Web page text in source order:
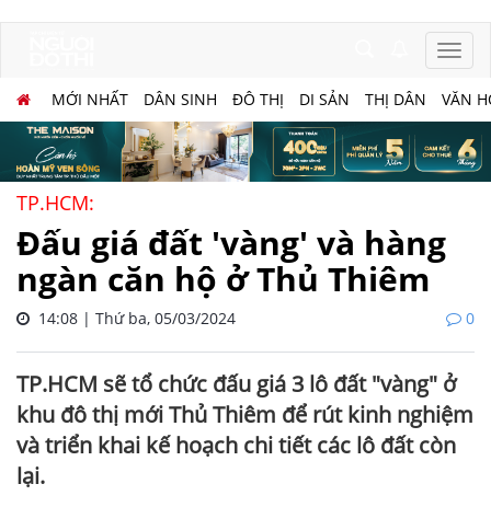
MỚI NHẤT DÂN SINH ĐÔ THỊ DI SẢN THỊ DÂN VĂN
TP.HCM:
Đấu giá đất 'vàng' và hàng
ngàn căn hộ ở Thủ Thiêm
14:08 | Thứ ba, 05/03/2024 0
TP.HCM sẽ tổ chức đấu giá 3 lô đất "vàng" ở
khu đô thị mới Thủ Thiêm để rút kinh nghiệm
và triển khai kế hoạch chi tiết các lô đất còn
lại.